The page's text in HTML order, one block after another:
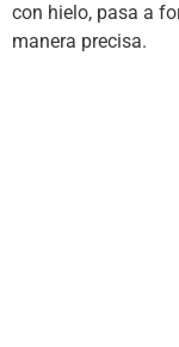
con hielo, pasa a
manera precisa.